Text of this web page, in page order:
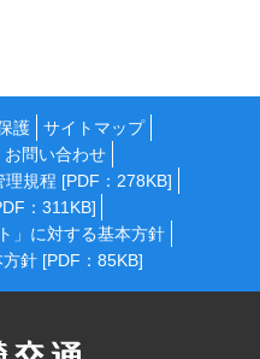
護
サイトマップ
お問い合わせ
規程 [PDF：278KB]
：311KB]
」に対する基本方針
針 [PDF：85KB]